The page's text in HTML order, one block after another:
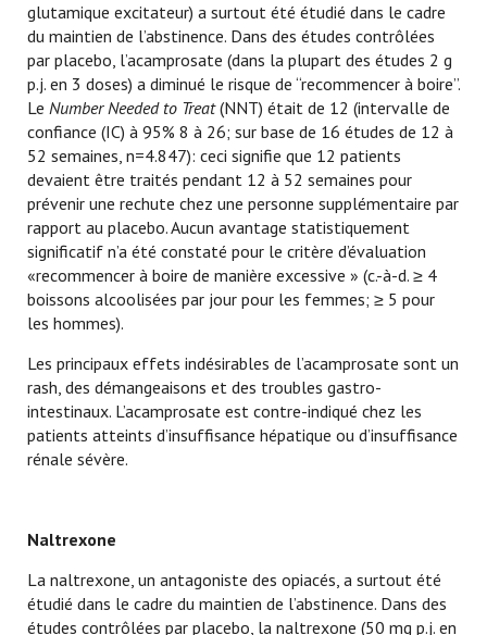
glutamique excitateur) a surtout été étudié dans le cadre
du maintien de l’abstinence. Dans des études contrôlées
par placebo, l’acamprosate (dans la plupart des études 2 g
p.j. en 3 doses) a diminué le risque de “recommencer à boire”.
Le Number Needed to Treat(NNT) était de 12 (intervalle de
confiance (IC) à 95% 8 à 26; sur base de 16 études de 12 à
52 semaines, n=4.847): ceci signifie que 12 patients
devaient être traités pendant 12 à 52 semaines pour
prévenir une rechute chez une personne supplémentaire par
rapport au placebo. Aucun avantage statistiquement
significatif n’a été constaté pour le critère d’évaluation
«recommencer à boire de manière excessive » (c.-à-d. ≥ 4
boissons alcoolisées par jour pour les femmes; ≥ 5 pour
les hommes).
Les principaux effets indésirables de l’acamprosate sont un
rash, des démangeaisons et des troubles gastro-
intestinaux. L’acamprosate est contre-indiqué chez les
patients atteints d’insuffisance hépatique ou d’insuffisance
rénale sévère.
Naltrexone
La naltrexone, un antagoniste des opiacés, a surtout été
étudié dans le cadre du maintien de l’abstinence. Dans des
études contrôlées par placebo, la naltrexone (50 mg p.j. en